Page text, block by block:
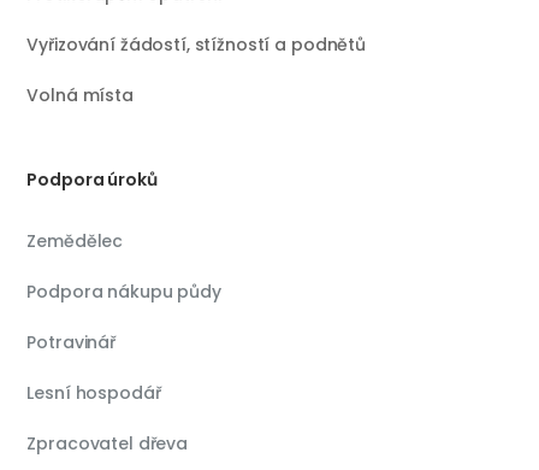
Vyřizování žádostí, stížností a podnětů
Volná místa
Podpora úroků
Zemědělec
Podpora nákupu půdy
Potravinář
Lesní hospodář
Zpracovatel dřeva